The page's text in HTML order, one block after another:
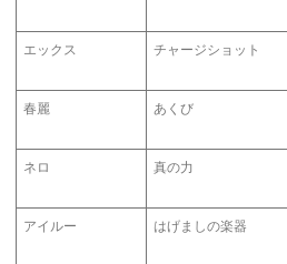
エックス チャージショット
春麗 あくび
ネロ 真の力
アイルー はげましの楽器